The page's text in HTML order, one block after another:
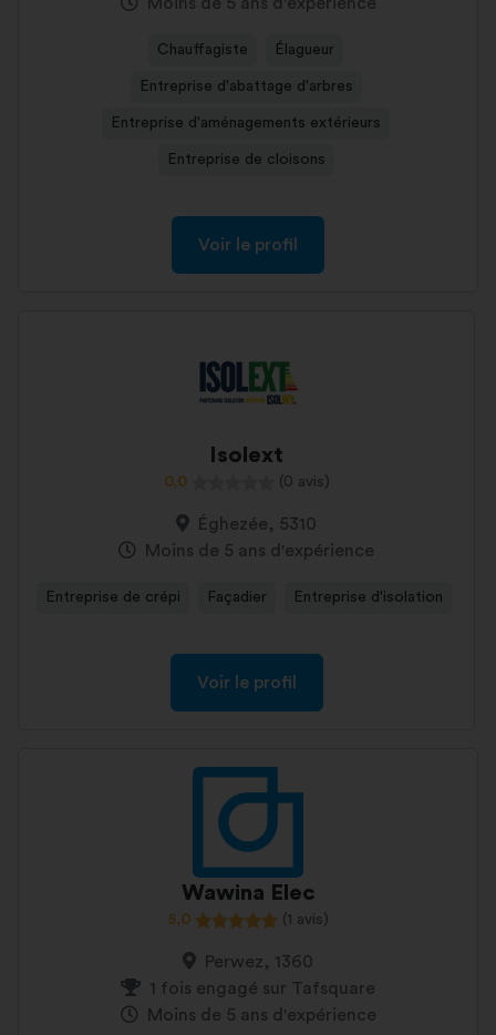
Chauffagiste Élagueur
Entreprise d'abattage d'arbres
Entreprise d'aménagements extérieurs
Entreprise de cloisons
Voir le profil
Isolext
0,0 (0 avis)
Éghezée, 5310
Moins de 5 ans d'expérience
Entreprise de crépi Façadier Entreprise d'isolation
Voir le profil
Wawina Elec
5,0 (1 avis)
Perwez, 1360
1 fois engagé sur Tafsquare
Moins de 5 ans d'expérience